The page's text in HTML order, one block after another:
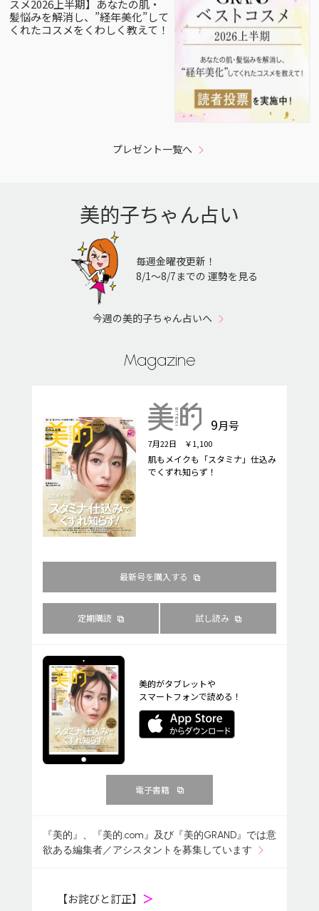
スメ2026上半期】あなたの肌・
髪悩みを解消し、”経年美化”して
くれたコスメをくわしく教えて！
プレゼント一覧へ
美的子ちゃん占い
毎週金曜夜更新！
8/1〜8/7までの 運勢を見る
今週の美的子ちゃん占いへ
Magazine
9月号
7月22日 ￥1,100
肌もメイクも「スタミナ」仕込み
でくずれ知らず！
最新号を購入する
定期購読 試し読み
美的がタブレットや
スマートフォンで読める！
電子書籍
『美的』、『美的.com』及び『美的GRAND』では意
欲ある編集者／アシスタントを募集しています
【お詫びと訂正】 ＞